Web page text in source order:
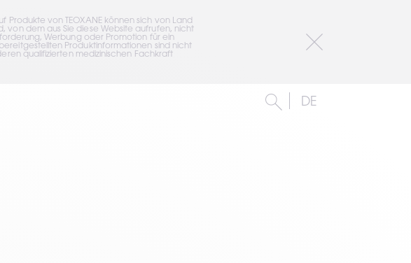
von TEOXANE können sich von Land
von dem aus Sie diese Website aufrufen, nicht
Werbung oder Promotion für ein
Produktinformationen sind nicht
qualifizierten medizinischen Fachkraft
DE